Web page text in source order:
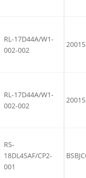
RL-17D44A/W1-
002-002
RL-17D44A/W1-
002-002
RS-
18DL4SAF/CP2-
001